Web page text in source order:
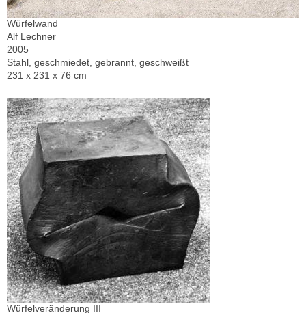
Würfelwand
Alf Lechner
2005
Stahl, geschmiedet, gebrannt, geschweißt
231 x 231 x 76 cm
Würfelveränderung III